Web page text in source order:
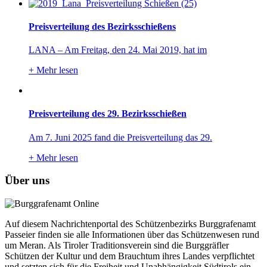
Preisverteilung des Bezirksschießens
LANA – Am Freitag, den 24. Mai 2019, hat im
+ Mehr lesen
Preisverteilung des 29. Bezirksschießen
Am 7. Juni 2025 fand die Preisverteilung das 29.
+ Mehr lesen
Über uns
Auf diesem Nachrichtenportal des Schützenbezirks Burggrafenamt
Passeier finden sie alle Informationen über das Schützenwesen rund
um Meran. Als Tiroler Traditionsverein sind die Burggräfler
Schützen der Kultur und dem Brauchtum ihres Landes verpflichtet